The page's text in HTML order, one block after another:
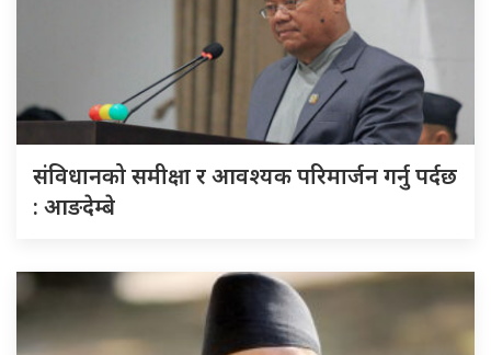
संविधानको समीक्षा र आवश्यक परिमार्जन गर्नु पर्दछ
: आङदेम्बे